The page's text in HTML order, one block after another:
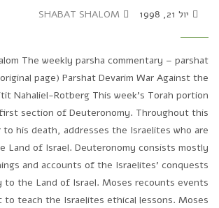
יול 21, 1998 SHABAT SHALOM
The weekly parsha commentary – parshat
page) Parshat Devarim War Against the
Nahaliel-Rotberg This week's Torah portion
section of Deuteronomy. Throughout this
his death, addresses the Israelites who are
Land of Israel. Deuteronomy consists mostly
and accounts of the Israelites' conquests
the Land of Israel. Moses recounts events
teach the Israelites ethical lessons. Moses